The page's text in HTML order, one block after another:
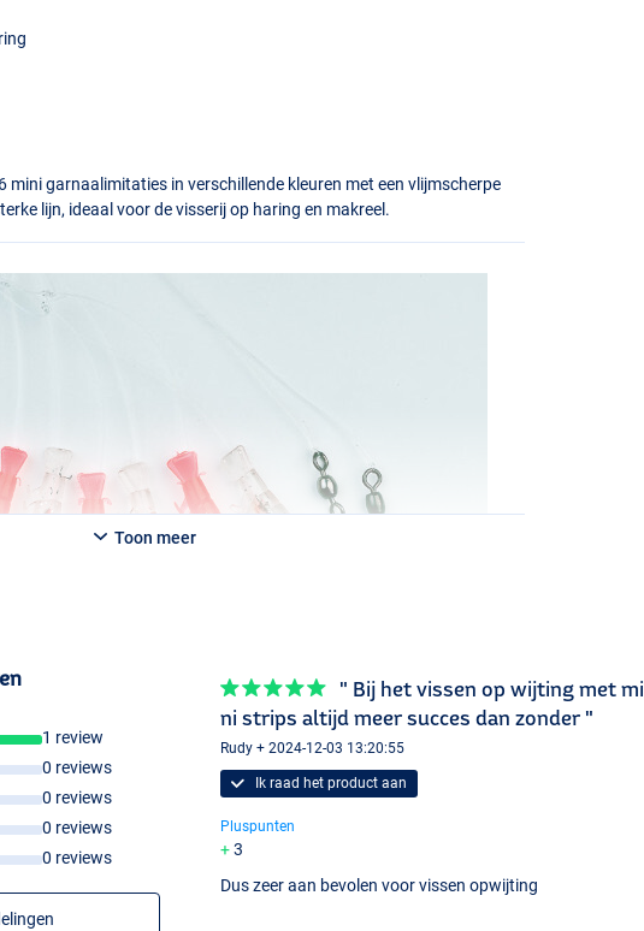
mini garnaalimitaties in verschillende kleuren met een vlijmscherpe
lijn, ideaal voor de visserij op haring en makreel.
Toon meer
1 review
0 reviews
0 reviews
0 reviews
0 reviews
" Bij het vissen op wijting met mi
ni strips altijd meer succes dan zonder "
Rudy + 2024-12-03 13:20:55
Ik raad het product aan
Pluspunten
3
Dus zeer aan bevolen voor vissen opwijting